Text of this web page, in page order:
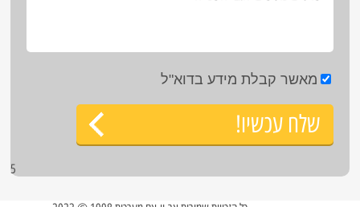
מאשר קבלת מידע בדוא"ל
שלח עכשיו!
5